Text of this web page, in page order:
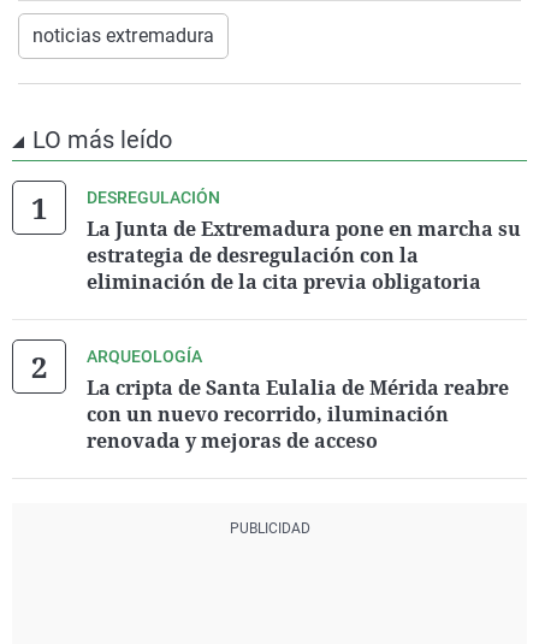
noticias extremadura
LO más leído
DESREGULACIÓN
La Junta de Extremadura pone en marcha su
estrategia de desregulación con la
eliminación de la cita previa obligatoria
ARQUEOLOGÍA
La cripta de Santa Eulalia de Mérida reabre
con un nuevo recorrido, iluminación
renovada y mejoras de acceso